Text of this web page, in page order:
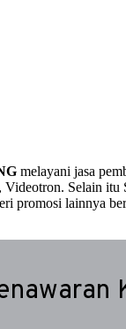
melayani jasa
Selain
promosi lainnya